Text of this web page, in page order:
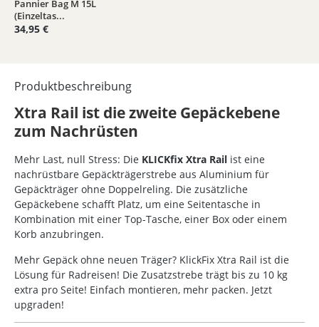
Pannier Bag M 15L
(Einzeltas...
34,95 €
Produktbeschreibung
Xtra Rail ist die zweite Gepäckebene
zum Nachrüsten
Mehr Last, null Stress: Die KLICKfix Xtra Rail ist eine
nachrüstbare Gepäckträgerstrebe aus Aluminium für
Gepäckträger ohne Doppelreling. Die zusätzliche
Gepäckebene schafft Platz, um eine Seitentasche in
Kombination mit einer Top-Tasche, einer Box oder einem
Korb anzubringen.
Mehr Gepäck ohne neuen Träger? KlickFix Xtra Rail ist die
Lösung für Radreisen! Die Zusatzstrebe trägt bis zu 10 kg
extra pro Seite! Einfach montieren, mehr packen. Jetzt
upgraden!